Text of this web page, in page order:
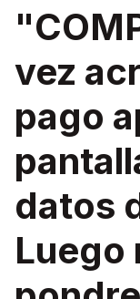
vez
pago
datos
Luego